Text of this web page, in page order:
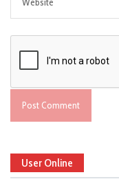
User Online